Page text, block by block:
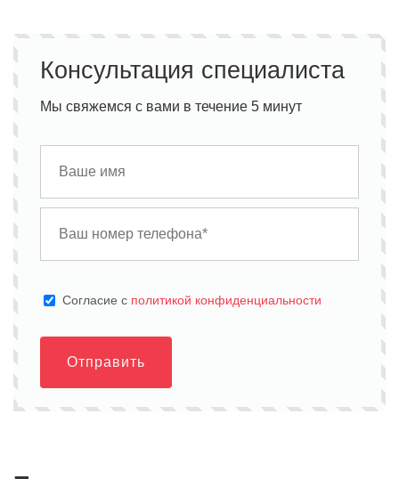
Консультация специалиста
Мы свяжемся с вами в течение 5 минут
Cогласие с политикой конфиденциальности
Отправить